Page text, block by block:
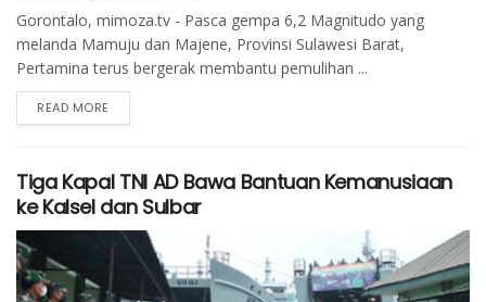
Gorontalo, mimoza.tv - Pasca gempa 6,2 Magnitudo yang
melanda Mamuju dan Majene, Provinsi Sulawesi Barat,
Pertamina terus bergerak membantu pemulihan ...
READ MORE
Tiga Kapal TNI AD Bawa Bantuan Kemanusiaan
ke Kalsel dan Sulbar